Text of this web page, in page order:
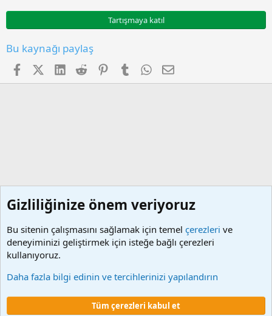
0
y
l
d
Tartışmaya katıl
Bu kaynağı paylaş
FacebookX (Twitter)
LinkedIn
Reddit PinterestTumblr WhatsApp
E-posta
Çerezler
Şartlar ve kurallar
Gizlilik politikası Yardım Ana sayfa
Gizliliğinize önem veriyoruz
Bu sitenin çalışmasını sağlamak için temel çerezleri ve
deneyiminizi geliştirmek için isteğe bağlı çerezleri
kullanıyoruz.
Daha fazla bilgi edinin ve tercihlerinizi yapılandırın
Tüm çerezleri kabul et